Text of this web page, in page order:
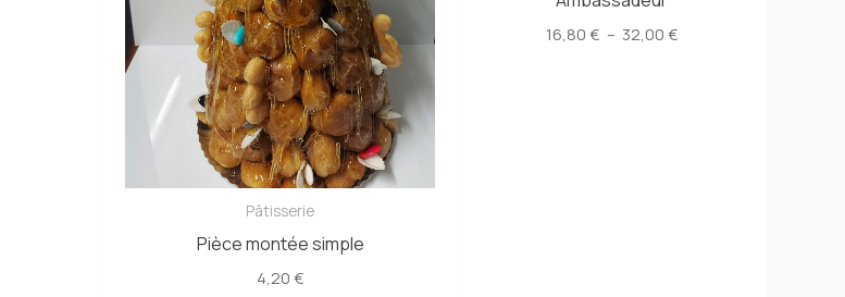
Pâtisserie
Pièce montée simple
4,20 €
16,80 € – 32,00 €Plage